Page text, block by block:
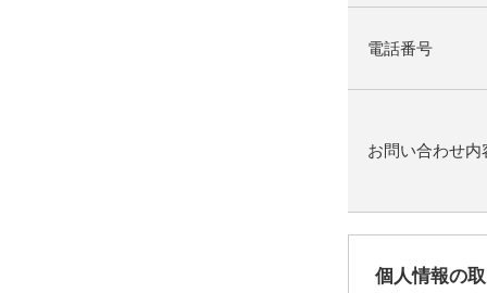
電話番号
お問い合わせ内
個人情報の